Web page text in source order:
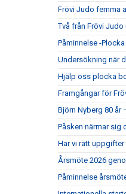
Frövi Judo femma
Två från Frövi
Påminnelse -
Undersökning när
Hjälp oss plocka
Framgångar för
Björn Nyberg 80 år
Påsken närmar sig
Har vi rätt uppgifter
Årsmöte 2026
Påminnelse